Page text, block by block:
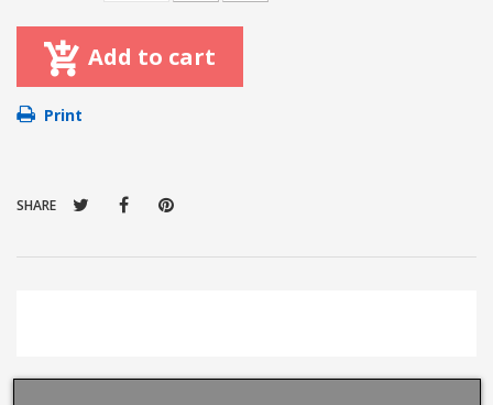
Add to cart
Print
SHARE